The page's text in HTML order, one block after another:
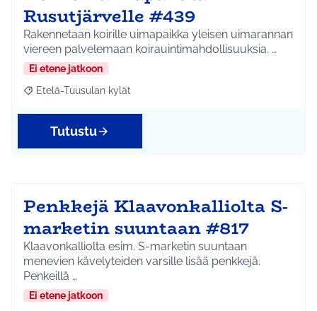
Rusutjärvelle #439
Rakennetaan koirille uimapaikka yleisen uimarannan
viereen palvelemaan koirauintimahdollisuuksia. …
Ei etene jatkoon
Rajaa tulokset aihepiirin mukaan: Etelä-Tuusulan kylät
Etelä-Tuusulan kylät
Tutustu
Penkkejä Klaavonkalliolta S-
marketin suuntaan #817
Klaavonkalliolta esim. S-marketin suuntaan
menevien kävelyteiden varsille lisää penkkejä.
Penkeillä …
Ei etene jatkoon